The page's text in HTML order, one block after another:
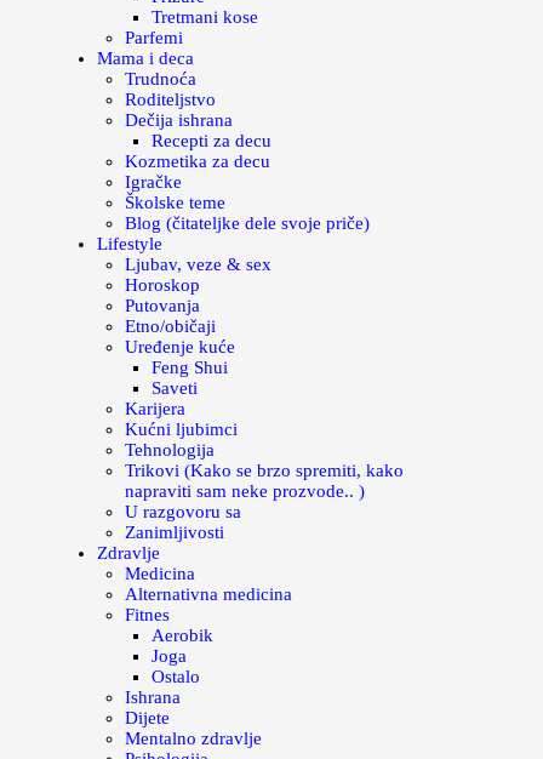
Tretmani kose
Parfemi
Mama i deca
Trudnoća
Roditeljstvo
Dečija ishrana
Recepti za decu
Kozmetika za decu
Igračke
Školske teme
Blog (čitateljke dele svoje priče)
Lifestyle
Ljubav, veze & sex
Horoskop
Putovanja
Etno/običaji
Uređenje kuće
Feng Shui
Saveti
Karijera
Kućni ljubimci
Tehnologija
Trikovi (Kako se brzo spremiti, kako
napraviti sam neke prozvode.. )
U razgovoru sa
Zanimljivosti
Zdravlje
Medicina
Alternativna medicina
Fitnes
Aerobik
Joga
Ostalo
Ishrana
Dijete
Mentalno zdravlje